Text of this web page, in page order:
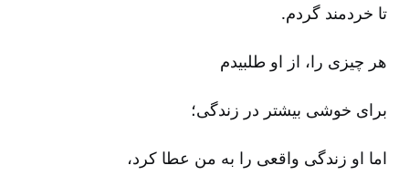
تا خردمند گردم‌.
هر چیزی را، از او طلبیدم‌
برای خوشی بیشتر در زندگی‌؛
اما او زندگی واقعی را به من عطا کرد،